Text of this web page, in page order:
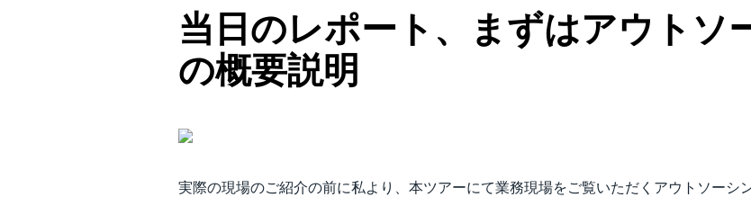
当日のレポート、まずはアウトソ
の概要説明
実際の現場のご紹介の前に私より、本ツアーにて業務現場をご覧いただくアウトソーシ